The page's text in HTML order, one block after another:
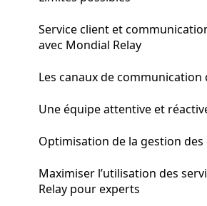
Service client et
avec Mondial Relay
Les canaux de communication
Une équipe attentive et
Optimisation de la gestion des
Maximiser l’utilisation des
Relay pour experts